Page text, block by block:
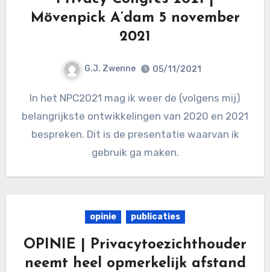
Mövenpick A’dam 5 november
2021
G.J. Zwenne 05/11/2021
In het NPC2021 mag ik weer de (volgens mij)
belangrijkste ontwikkelingen van 2020 en 2021
bespreken. Dit is de presentatie waarvan ik
gebruik ga maken.
opinie publicaties
OPINIE | Privacytoezichthouder
neemt heel opmerkelijk afstand